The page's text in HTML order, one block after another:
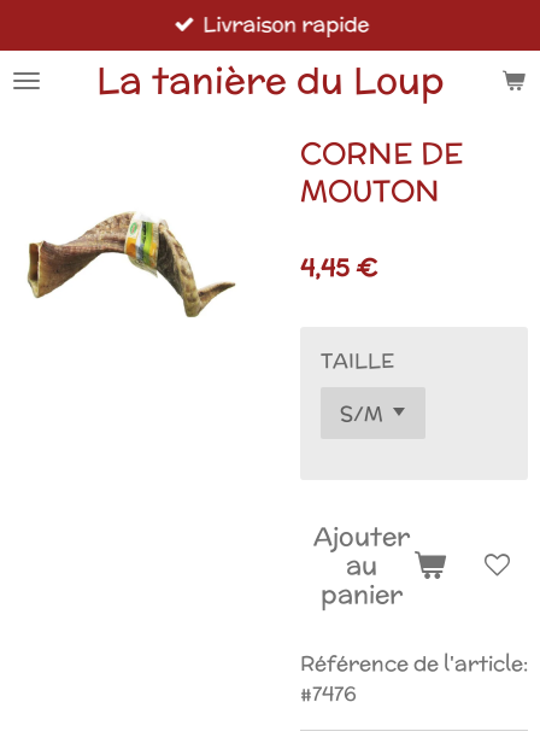
au
contenu
La tanière du Loup
Livraison rapide
CORNE DE
MOUTON
4,45 €
TAILLE
Ajouter
au
panier
Référence de l'article:
#7476